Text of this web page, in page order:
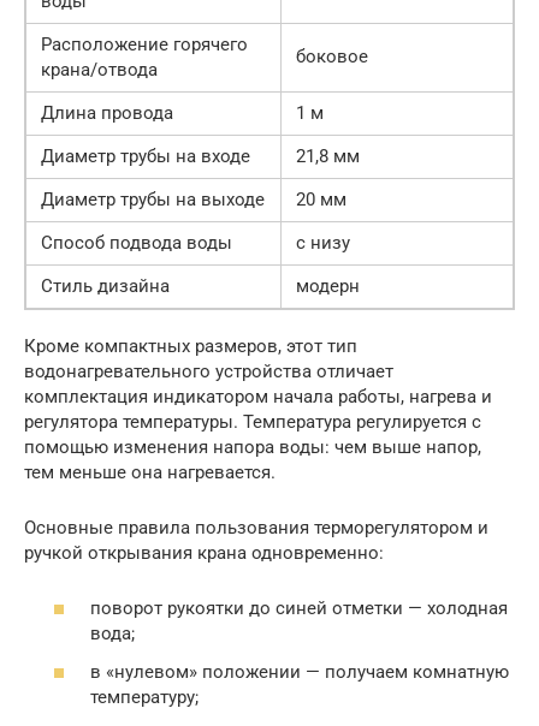
Расположение горячего
крана/отвода
боковое
Длина провода
1 м
Диаметр трубы на входе
21,8 мм
Диаметр трубы на выходе
20 мм
Способ подвода воды
с низу
Стиль дизайна
модерн
Кроме компактных размеров, этот тип
водонагревательного устройства отличает
комплектация индикатором начала работы, нагрева и
регулятора температуры. Температура регулируется с
помощью изменения напора воды: чем выше напор,
тем меньше она нагревается.
Основные правила пользования терморегулятором и
ручкой открывания крана одновременно:
поворот рукоятки до синей отметки — холодная
вода;
в «нулевом» положении — получаем комнатную
температуру;